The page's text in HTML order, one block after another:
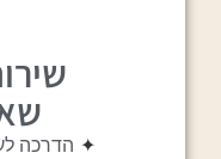
✦ הדרכה